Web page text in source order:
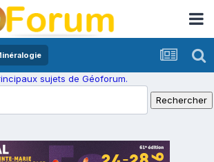
sujets de Géoforum.